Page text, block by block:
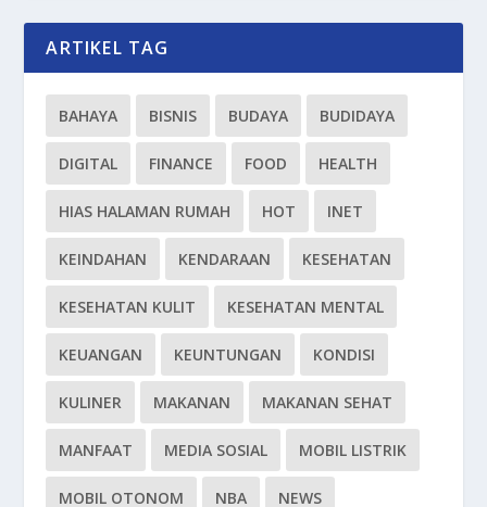
ARTIKEL TAG
BAHAYA BISNIS BUDAYA BUDIDAYA
DIGITAL FINANCE FOOD HEALTH
HIAS HALAMAN RUMAH HOT INET
KEINDAHAN KENDARAAN KESEHATAN
KESEHATAN KULIT KESEHATAN MENTAL
KEUANGAN KEUNTUNGAN KONDISI
KULINER MAKANAN MAKANAN SEHAT
MANFAAT MEDIA SOSIAL MOBIL LISTRIK
MOBIL OTONOM NBA NEWS